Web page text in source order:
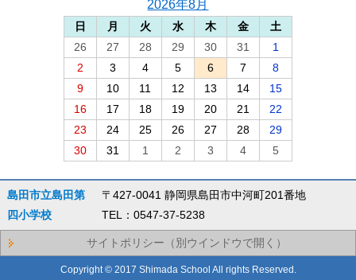
2026年8月
日 月 火 水 木 金
土
26
27 28 29 30 31
1
2
3 4 5 6 7
8
9
10 11 12 13 14
15
16
17 18 19 20 21
22
23
24 25 26 27 28
29
30
31 1 2 3 4 5
島田市立島田第
四小学校
〒427-0041 静岡県島田市中河町201番地
TEL：0547-37-5238
サイトポリシー（別ウインドウで開く）
Copyright © 2017 Shimada School All rights Reserved.